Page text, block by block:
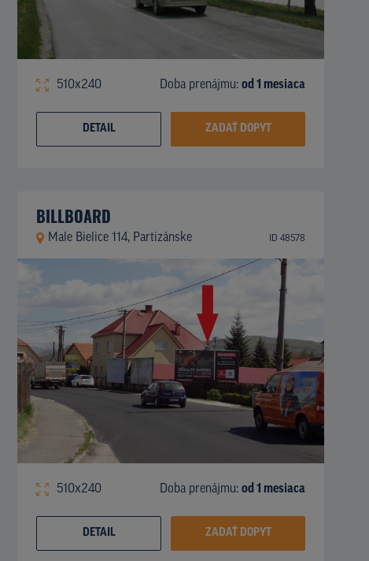
510x240 Doba prenájmu: od 1 mesiaca
DETAIL ZADAŤ DOPYT
BILLBOARD
Male Bielice 114, Partizánske ID 48578
510x240 Doba prenájmu: od 1 mesiaca
DETAIL ZADAŤ DOPYT